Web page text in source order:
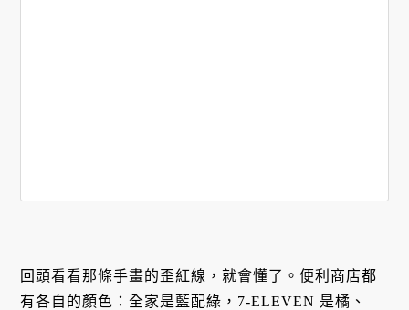
回頭看看那條手畫的歪紅線，就會懂了。便利商店都
有各自的顏色：全家是藍配綠，7-ELEVEN 是橘、